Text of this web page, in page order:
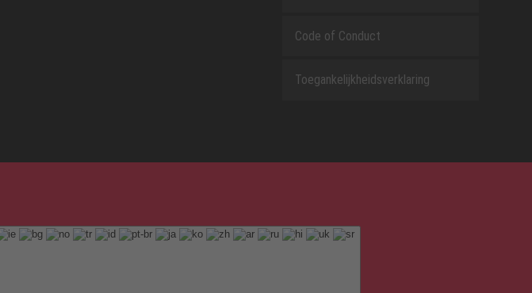
Code of Conduct
Toegankelijkheidsverklaring